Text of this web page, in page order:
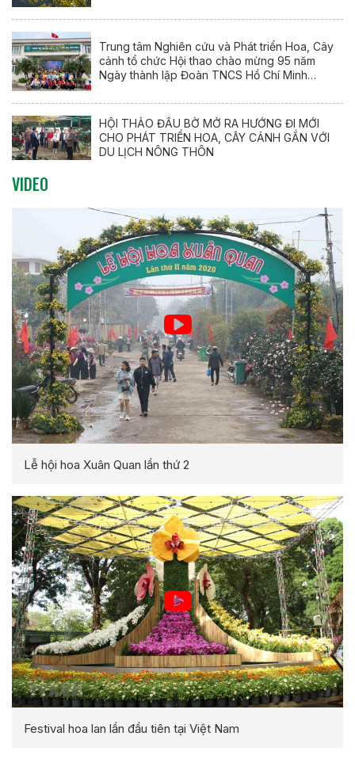
Trung tâm Nghiên cứu và Phát triển Hoa, Cây
cảnh tổ chức Hội thao chào mừng 95 năm
Ngày thành lập Đoàn TNCS Hồ Chí Minh
HỘI THẢO ĐẦU BỜ MỞ RA HƯỚNG ĐI MỚI
CHO PHÁT TRIỂN HOA, CÂY CẢNH GẮN VỚI
DU LỊCH NÔNG THÔN
VIDEO
Lễ hội hoa Xuân Quan lần thứ 2
Festival hoa lan lần đầu tiên tại Việt Nam